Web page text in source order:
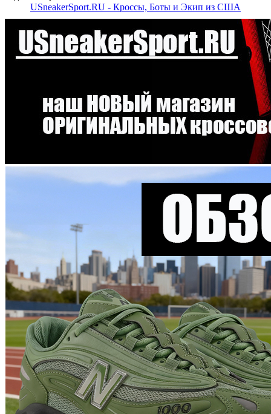
USneakerSport.RU - Кроссы, Боты и Экип из США